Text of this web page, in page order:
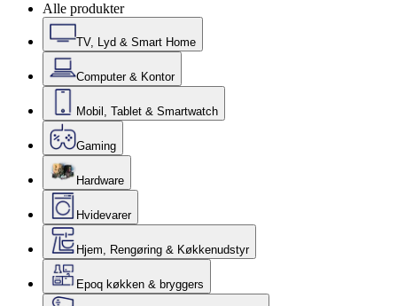
Alle produkter
TV, Lyd & Smart Home
Computer & Kontor
Mobil, Tablet & Smartwatch
Gaming
Hardware
Hvidevarer
Hjem, Rengøring & Køkkenudstyr
Epoq køkken & bryggers